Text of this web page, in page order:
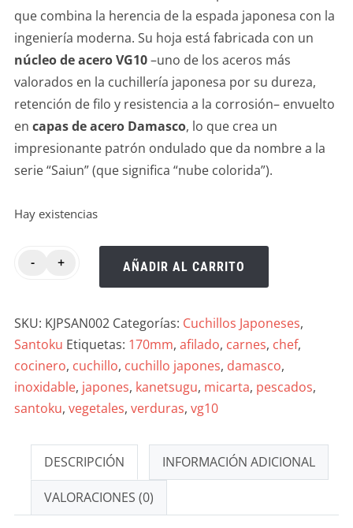
que combina la herencia de la espada japonesa con la
ingeniería moderna. Su hoja está fabricada con un
núcleo de acero VG10–uno de los aceros más
valorados en la cuchillería japonesa por su dureza,
retención de filo y resistencia a la corrosión– envuelto
en capas de acero Damasco, lo que crea un
impresionante patrón ondulado que da nombre a la
serie “Saiun” (que significa “nube colorida”).
Hay existencias
- + AÑADIR AL CARRITO
SKU: KJPSAN002 Categorías: Cuchillos Japoneses,
Santoku Etiquetas: 170mm, afilado, carnes, chef,
cocinero, cuchillo, cuchillo japones, damasco,
inoxidable, japones, kanetsugu, micarta, pescados,
santoku, vegetales, verduras, vg10
DESCRIPCIÓN INFORMACIÓN ADICIONAL
VALORACIONES (0)